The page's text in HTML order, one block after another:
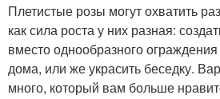
Плетистые розы могут охватить
как сила роста у них разная:
вместо однообразного
дома, или же украсить беседку.
много, который вам больше